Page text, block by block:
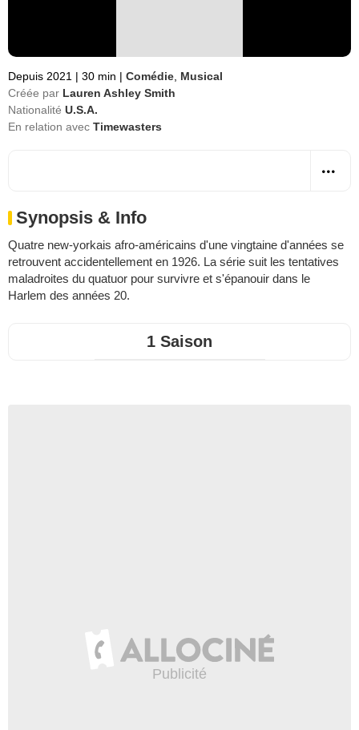
Depuis 2021 | 30 min | Comédie Musical
Créée par Lauren Ashley Smith
Nationalité U.S.A.
En relation avec Timewasters
Synopsis & Info
Quatre new-yorkais afro-américains d'une vingtaine d'années se
retrouvent accidentellement en 1926. La série suit les tentatives
maladroites du quatuor pour survivre et s'épanouir dans le
Harlem des années 20.
1 Saison